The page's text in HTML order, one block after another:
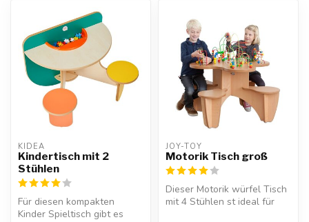
KIDEA
Kindertisch mit 2
Stühlen
Für diesen kompakten
Kinder Spieltisch gibt es
JOY-TOY
Motorik Tisch groß
Dieser Motorik würfel Tisch
mit 4 Stühlen st ideal für